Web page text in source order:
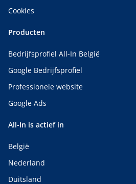
Cookies
Producten
Bedrijfsprofiel All-In België
Google Bedrijfsprofiel
Professionele website
Google Ads
All-In is actief in
België
Nederland
Duitsland